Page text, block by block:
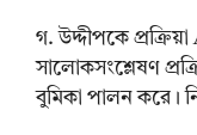
গ. উদ্দীপকে
সালোকসংশ্লেষণ
বুমিকা পালন করে।